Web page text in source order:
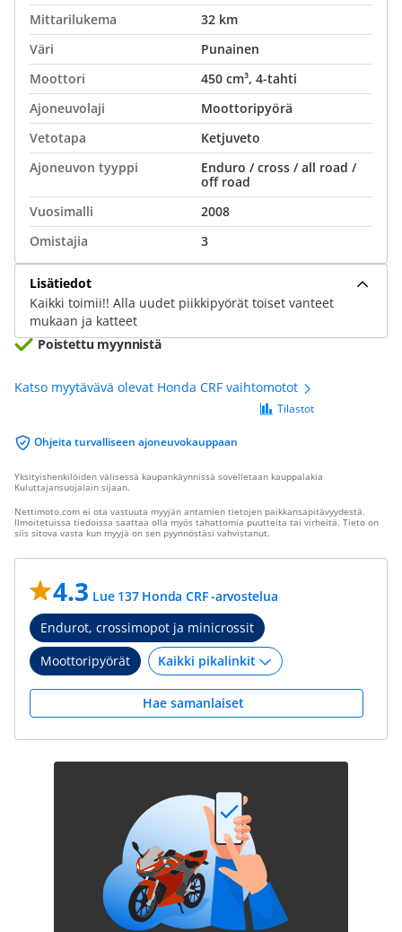
Mittarilukema
32 km
Väri
Punainen
Moottori
450 cm³, 4-tahti
Ajoneuvolaji
Moottoripyörä
Vetotapa
Ketjuveto
Ajoneuvon tyyppi
Enduro / cross / all road /
off road
Vuosimalli
2008
Omistajia
3
Lisätiedot
Kaikki toimii!! Alla uudet piikkipyörät toiset vanteet
mukaan ja katteet
Poistettu myynnistä
Katso myytävävä olevat Honda CRF vaihtomotot
Ohjeita turvalliseen ajoneuvokauppaan
Tilastot
Yksityishenkilöiden välisessä kaupankäynnissä sovelletaan kauppalakia
Kuluttajansuojalain sijaan.
Nettimoto.com ei ota vastuuta myyjän antamien tietojen paikkansapitävyydestä.
Ilmoitetuissa tiedoissa saattaa olla myös tahattomia puutteita tai virheitä. Tieto on
siis sitova vasta kun myyjä on sen pyynnöstäsi vahvistanut.
4.3 Lue 137 Honda CRF -arvostelua
Endurot, crossimopot ja minicrossit
Moottoripyörät
Hae samanlaiset